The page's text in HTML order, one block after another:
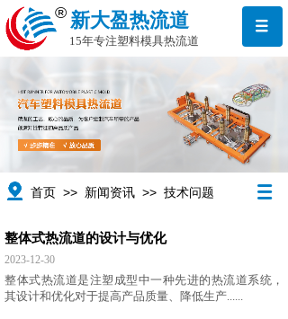
®
15年专注塑料模具热流道
新大盈热流道
首页 >> 新闻资讯 >> 技术问题
整体式热流道的设计与优化
2023-12-30
整体式热流道是注塑成型中一种先进的热流道系统，
其设计和优化对于提高产品质量、降低生产......